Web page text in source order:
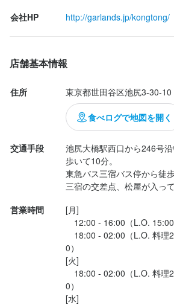
会社HP
http://garlands.jp/kongtong/
店舗基本情報
住所 東京都世田谷区池尻3-30-10
食べログで地図を開く
交通手段
池尻大橋駅西口から246号
歩いて10分。
東急バス三宿バス停から徒歩
三宿の交差点、松屋が入っ
営業時間
[月]
12:00 - 16:00（L.O. 15:00
18:00 - 02:00（L.O. 料理
0）
[火]
18:00 - 02:00（L.O. 料理
0）
[水]
【こんな方を歓迎！】
・新メニュー企画などにチャレンジしたい。
身に付くスキル
包丁さばき
ウイスキーの知識
コーヒーの知識 肉の知識 魚の
洋菓子の知識 サービスマナー
仕入れ・食材の目利き
応募資格
必須スキル・経験